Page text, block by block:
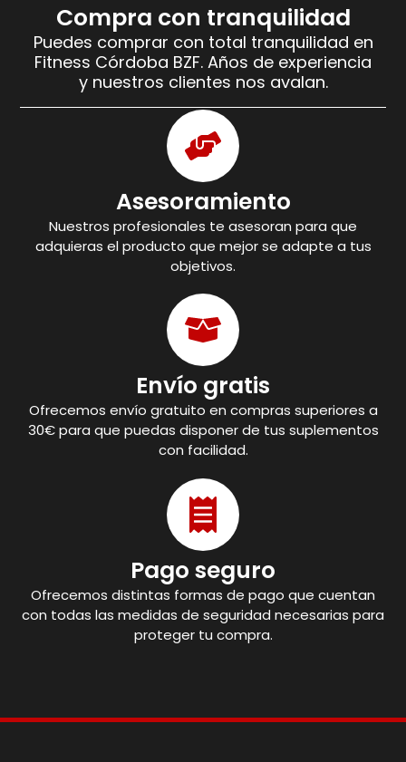
Compra con tranquilidad
Puedes comprar con total tranquilidad en
Fitness Córdoba BZF. Años de experiencia
y nuestros clientes nos avalan.
Asesoramiento
Nuestros profesionales te asesoran para que
adquieras el producto que mejor se adapte a tus
objetivos.
Envío gratis
Ofrecemos envío gratuito en compras superiores a
30€ para que puedas disponer de tus suplementos
con facilidad.
Pago seguro
Ofrecemos distintas formas de pago que cuentan
con todas las medidas de seguridad necesarias para
proteger tu compra.